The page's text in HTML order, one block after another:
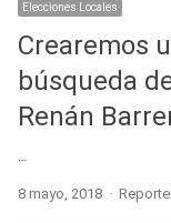
Elecciones Locales
Crearemos
búsqueda
Renán
8 mayo, 2018 Author